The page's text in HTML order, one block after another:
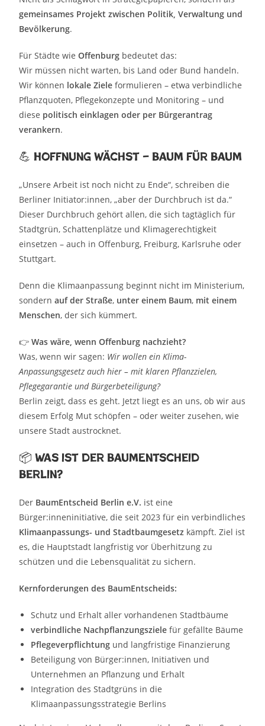
gemeinsames Projekt zwischen Politik, Verwaltung und
Bevölkerung.
Für Städte wieOffenburg bedeutet das:
Wir müssen nicht warten, bis Land oder Bund handeln.
Wir können lokale Ziele formulieren – etwa verbindliche
Pflanzquoten, Pflegekonzepte und Monitoring – und
diese politisch einklagen oder per Bürgerantrag
verankern.
💪 Hoffnung wächst – Baum für Baum
„Unsere Arbeit ist noch nicht zu Ende“, schreiben die
Berliner Initiator:innen, „aber der Durchbruch ist da.“
Dieser Durchbruch gehört allen, die sich tagtäglich für
Stadtgrün, Schattenplätze und Klimagerechtigkeit
einsetzen – auch in Offenburg, Freiburg, Karlsruhe oder
Stuttgart.
Denn die Klimaanpassung beginnt nicht im Ministerium,
sondernauf der Straße, unter einem Baum, mit einem
Menschen, der sich kümmert.
👉Was wäre, wenn Offenburg nachzieht?
Was, wenn wir sagen: Wir wollen ein Klima-
Anpassungsgesetz auch hier – mit klaren Pflanzzielen,
Pflegegarantie und Bürgerbeteiligung?
Berlin zeigt, dass es geht. Jetzt liegt es an uns, ob wir aus
diesem Erfolg Mut schöpfen – oder weiter zusehen, wie
unsere Stadt austrocknet.
📦 Was ist der BaumEntscheid
Berlin?
Der BaumEntscheid Berlin e.V. ist eine
Bürger:inneninitiative, die seit 2023 für ein verbindliches
Klimaanpassungs- und Stadtbaumgesetz kämpft. Ziel ist
es, die Hauptstadt langfristig vor Überhitzung zu
schützen und die Lebensqualität zu sichern.
Kernforderungen des BaumEntscheids:
Schutz und Erhalt aller vorhandenen Stadtbäume
verbindliche Nachpflanzungsziele für gefällte Bäume
Pflegeverpflichtung und langfristige Finanzierung
Beteiligung von Bürger:innen, Initiativen und
Unternehmen an Pflanzung und Erhalt
Integration des Stadtgrüns in die
Klimaanpassungsstrategie Berlins